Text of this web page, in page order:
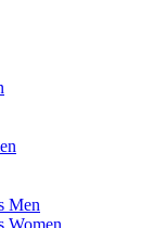
Men
Women